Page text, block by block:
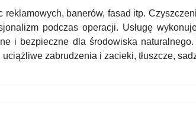
banerów, fasad itp.
podczas operacji. Usługę
i bezpieczne dla środowiska
zabrudzenia i zacieki, tłuszcze,